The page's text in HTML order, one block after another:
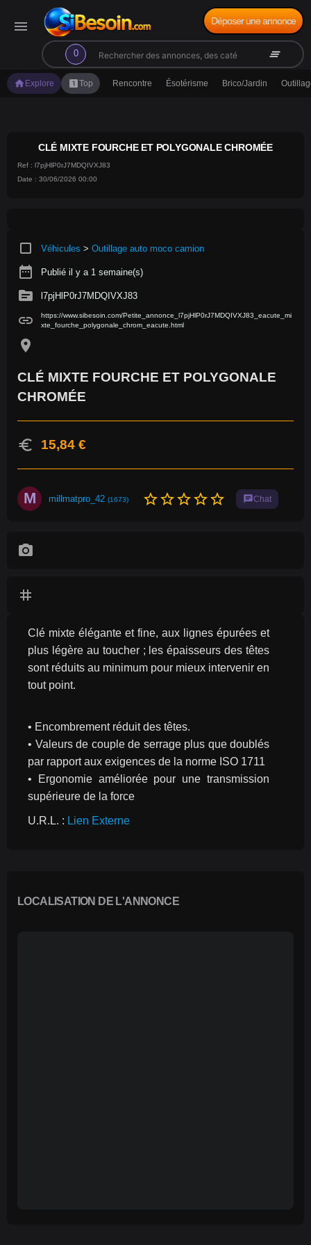
menu
0
search clear_all
Déposer une annonce
home Explore looks_oneTop Rencontre Ésotérisme Brico/Jardin
CLÉ MIXTE FOURCHE ET POLYGONALE CHROMÉE
Ref : l7pjHlP0rJ7MDQIVXJ83
Date : 30/06/2026 00:00
crop_square Véhicules > Outillage auto moco camion
date_range Publié il y a 1 semaine(s)
source l7pjHlP0rJ7MDQIVXJ83
link
https://www.sibesoin.com/Petite_annonce_l7pjHlP0rJ7MDQIVXJ83_eacute_mi
xte_fourche_polygonale_chrom_eacute.html
location_on
CLÉ MIXTE FOURCHE ET POLYGONALE
CHROMÉE
euro 15,84 €
M millmatpro_42 (1673) star_borderstar_borderstar_borderstar_borderstar_border chatChat
photo_camera
tag
Clé mixte élégante et fine, aux lignes épurées et
plus légère au toucher ; les épaisseurs des têtes
sont réduits au minimum pour mieux intervenir en
tout point.
• Encombrement réduit des têtes.
• Valeurs de couple de serrage plus que doublés
par rapport aux exigences de la norme ISO 1711
• Ergonomie améliorée pour une transmission
supérieure de la force
U.R.L. : Lien Externe
LOCALISATION DE L'ANNONCE